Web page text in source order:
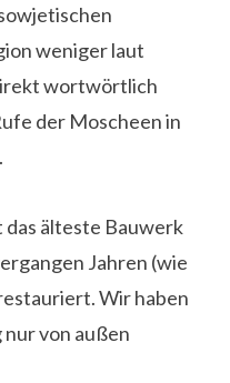
weniger laut
wortwörtlich
der Moscheen in
das älteste Bauwerk
Jahren (wie
Wir haben
von außen